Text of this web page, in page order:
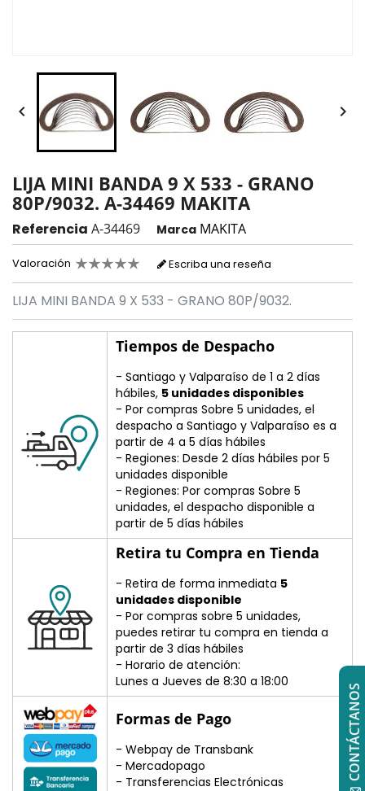
 
LIJA MINI BANDA 9 X 533 - GRANO
80P/9032. A-34469 MAKITA
Referencia A-34469 Marca MAKITA
Valoración Escriba una reseña
LIJA MINI BANDA 9 X 533 - GRANO 80P/9032.
Tiempos de Despacho
- Santiago y Valparaíso de 1 a 2 días
hábiles, 5 unidades disponibles
- Por compras Sobre 5 unidades, el
despacho a Santiago y Valparaíso es a
partir de 4 a 5 días hábiles
- Regiones: Desde 2 días hábiles por 5
unidades disponible
- Regiones: Por compras Sobre 5
unidades, el despacho disponible a
partir de 5 días hábiles
Retira tu Compra en Tienda
- Retira de forma inmediata 5
unidades disponible
- Por compras sobre 5 unidades,
puedes retirar tu compra en tienda a
partir de 3 días hábiles
- Horario de atención:
Lunes a Jueves de 8:30 a 18:00
Formas de Pago
- Webpay de Transbank
- Mercadopago
- Transferencias Electrónicas
CONTÁCTANOS